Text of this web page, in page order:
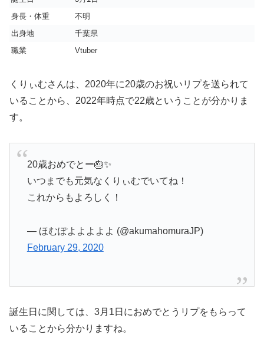
身長・体重
不明
出身地
千葉県
職業
Vtuber
くりぃむさんは、2020年に20歳のお祝いリプを送られて
いることから、2022年時点で22歳ということが分かりま
す。
20歳おめでとー🎂✨
いつまでも元気なくりぃむでいてね！
これからもよろしく！
— ほむぽよよよよよ (@akumahomuraJP)
February 29, 2020
誕生日に関しては、3月1日におめでとうリプをもらって
いることから分かりますね。